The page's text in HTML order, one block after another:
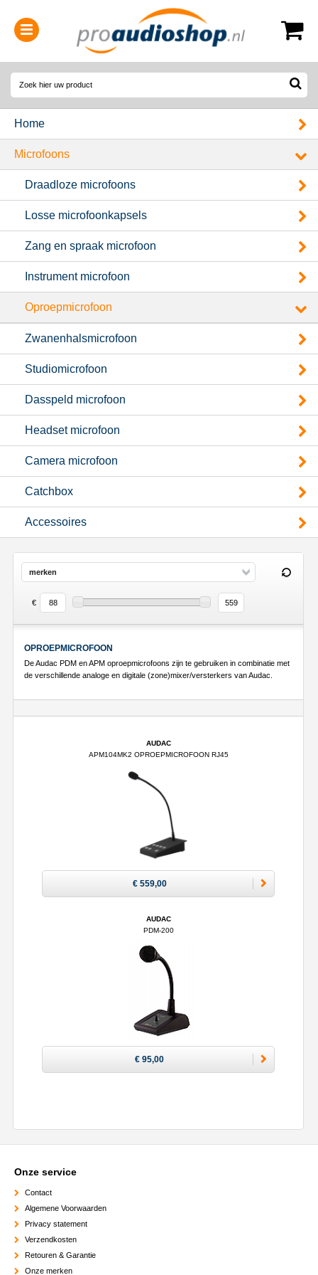
0314-364515
Home
Microfoons
Draadloze microfoons
Losse microfoonkapsels
Zang en spraak microfoon
Instrument microfoon
Oproepmicrofoon
Zwanenhalsmicrofoon
Studiomicrofoon
Dasspeld microfoon
Headset microfoon
Camera microfoon
Catchbox
Accessoires
merken
€
OPROEPMICROFOON
De Audac PDM en APM oproepmicrofoons zijn te gebruiken in combinatie met
de verschillende analoge en digitale (zone)mixer/versterkers van Audac.
AUDAC
APM104MK2 OPROEPMICROFOON RJ45
€ 559,00
AUDAC
PDM-200
€ 95,00
Onze service
Contact
Algemene Voorwaarden
Privacy statement
Verzendkosten
Retouren & Garantie
Onze merken